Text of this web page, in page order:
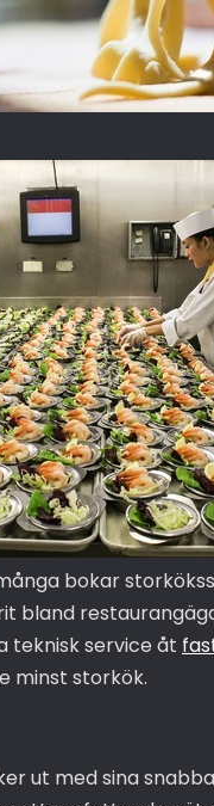
bokar
bland
teknisk service åt
minst storkök.
ut med sina